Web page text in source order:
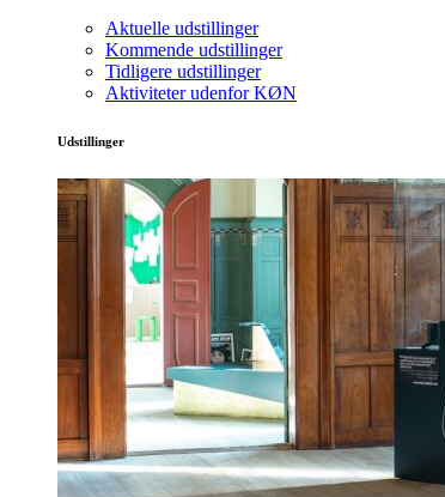
Aktuelle udstillinger
Kommende udstillinger
Tidligere udstillinger
Aktiviteter udenfor KØN
Udstillinger